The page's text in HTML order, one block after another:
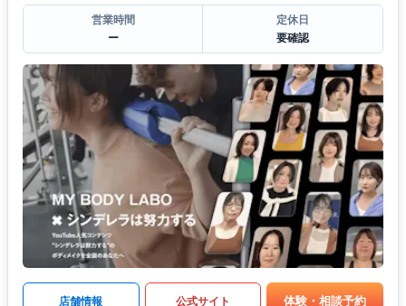
営業時間
ー
定休日
要確認
店舗情報 公式サイト 体験・相談予約